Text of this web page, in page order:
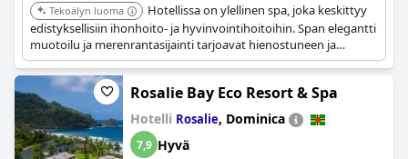
Tekoälyn luoma
Hotellissa on ylellinen spa, joka keskittyy
edistyksellisiin ihonhoito- ja hyvinvointihoitoihin. Span elegantti
muotoilu ja merenrantasijainti tarjoavat hienostuneen ja
rentouttavan kokemuksen.
Rosalie Bay Eco Resort & Spa
Hotelli Rosalie, Dominica
7,9 Hyvä